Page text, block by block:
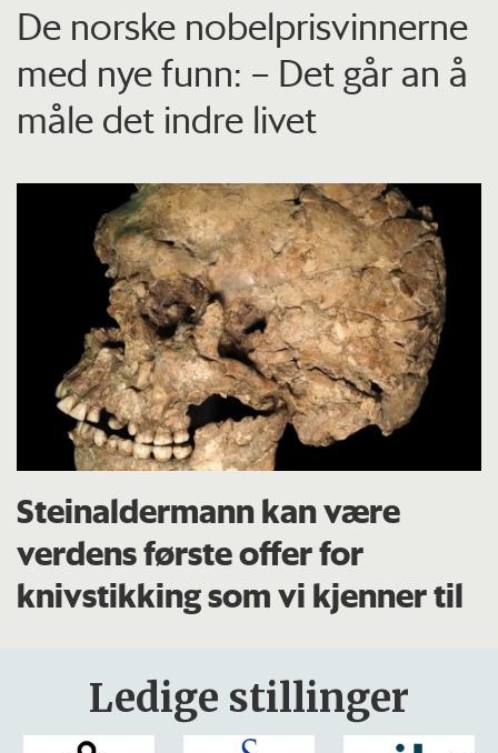
De norske nobelprisvinnerne
med nye funn: – Det går an å
måle det indre livet
Steinaldermann kan være
verdens første offer for
knivstikking som vi kjenner til
Ledige stillinger